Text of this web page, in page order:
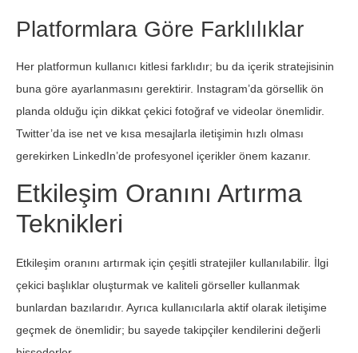
Platformlara Göre Farklılıklar
Her platformun kullanıcı kitlesi farklıdır; bu da içerik stratejisinin
buna göre ayarlanmasını gerektirir. Instagram’da görsellik ön
planda olduğu için dikkat çekici fotoğraf ve videolar önemlidir.
Twitter’da ise net ve kısa mesajlarla iletişimin hızlı olması
gerekirken LinkedIn’de profesyonel içerikler önem kazanır.
Etkileşim Oranını Artırma
Teknikleri
Etkileşim oranını artırmak için çeşitli stratejiler kullanılabilir. İlgi
çekici başlıklar oluşturmak ve kaliteli görseller kullanmak
bunlardan bazılarıdır. Ayrıca kullanıcılarla aktif olarak iletişime
geçmek de önemlidir; bu sayede takipçiler kendilerini değerli